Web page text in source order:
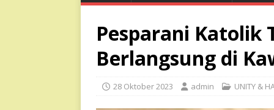
Pesparani Katolik
Berlangsung di
28 Oktober 2023 admin UNITY &